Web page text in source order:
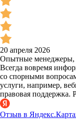
20 апреля 2026
Опытные менеджеры,
Всегда вовремя
со спорными
услуги, например,
правовая поддержка.
Отзыв в